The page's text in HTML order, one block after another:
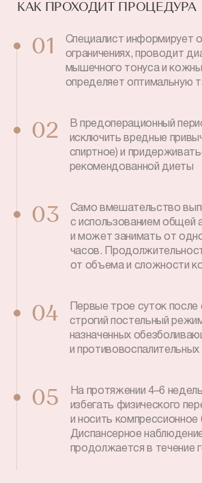
КАК ПРОХОДИТ ПРОЦЕДУРА
01
Специалист информирует
ограничениях, проводит
мышечного тонуса и
определяет оптимальную
02
В предоперационный
исключить вредные
спиртное) и
рекомендованной диеты
03
Само вмешательство
с использованием общей
и может занимать от
часов.
от объема и сложности
04
Первые трое суток после
строгий постельный
назначенных
и
05
На протяжении 4–6
избегать физического
и носить компрессионное
Диспансерное
продолжается в течение